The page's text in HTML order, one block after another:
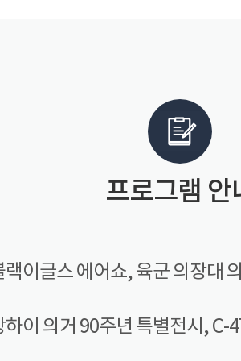
프로그램 안
랙이글스 에어쇼, 육군 의장대
하이 의거 90주년 특별전시, C-